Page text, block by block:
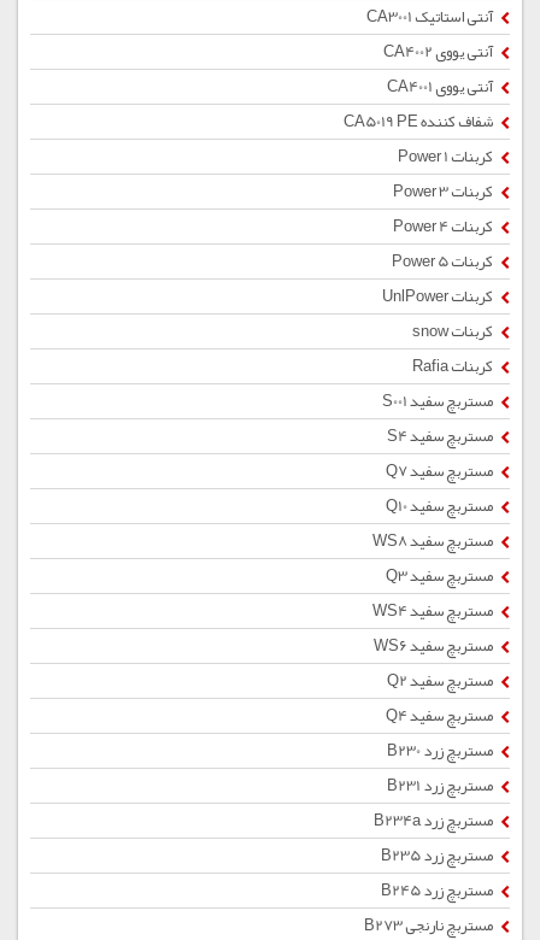
آنتی استاتیک CA3001
آنتی یووی CA4002
آنتی یووی CA4001
شفاف کننده CA5019 PE
کربنات Power 1
کربنات Power 3
کربنات Power 4
کربنات Power 5
کربنات UnlPower
کربنات snow
کربنات Rafia
مستربچ سفید S001
مستربچ سفید S4
مستربچ سفید Q7
مستربچ سفید Q10
مستربچ سفید WS8
مستربچ سفید Q3
مستربچ سفید WS4
مستربچ سفید WS6
مستربچ سفید Q2
مستربچ سفید Q4
مستربچ زرد B230
مستربچ زرد B231
مستربچ زرد B234a
مستربچ زرد B235
مستربچ زرد B245
مستربچ نارنجی B273